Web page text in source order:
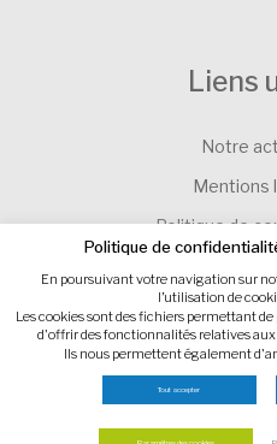
Liens
Notre
Mentions
Politique de
Gestion
Site internet :
Politique de
En poursuivant votre navigation sur
l’utilisation de
Les cookies sont des fichiers permettant
d'offrir des fonctionnalités relatives
Ils nous permettent également
Tout accepter
Paramètres des cookies